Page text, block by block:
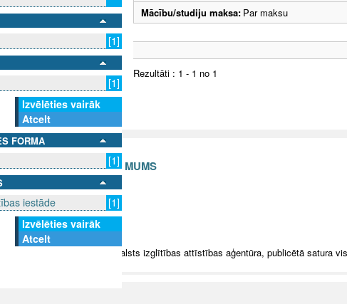
[1]
[1]
Izvēlēties vairāk
Atcelt
FORMA
[1]
iestāde
[1]
Izvēlēties vairāk
Atcelt
Mācību/studiju maksa: Par maksu
Rezultāti : 1 - 1 no 1
SAZINIES AR MUMS
info@niid.lv
© 2025 Valsts izglītības attīstības aģentūra, publicētā satura